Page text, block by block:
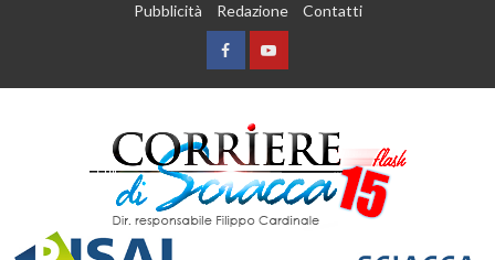
Pubblicità Redazione Contatti
FacebookYountube